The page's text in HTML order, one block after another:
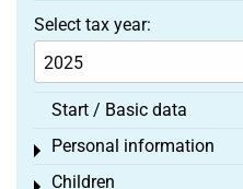
Select tax year:
Start / Basic data
Personal information
Toggle menu
Children